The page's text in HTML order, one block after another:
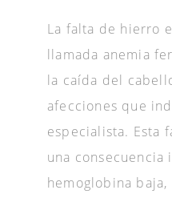
La falta de hierro
llamada anemia
la caída del
afecciones que
especialista. Esta
una consecuencia
hemoglobina